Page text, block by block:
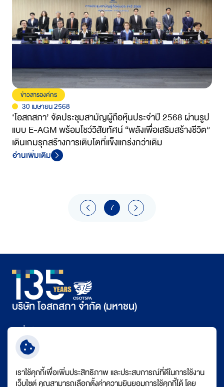
ข่าวสารองค์กร
30 เมษายน 2568
‘โอสถสภา’ จัดประชุมสามัญผู้ถือหุ้นประจำปี 2568 ผ่านรูป
แบบ E-AGM พร้อมโชว์วิสัยทัศน์ “พลังเพื่อเสริมสร้างชีวิต”
เดินเกมรุกสร้างการเติบโตที่แข็งแกร่งกว่าเดิม
อ่านเพิ่มเติม
7
บริษัท โอสถสภา จำกัด (มหาชน)
ที่อยู่
348 ถนนรามคำแหง แขวงหัวหมาก เขตบางกะปิ กรุงเทพฯ 10240
เบอร์ติดต่อ
+66 (0) 2351 1000
ติดตามเรา
เราใช้คุกกี้เพื่อเพิ่มประสิทธิภาพ และประสบการณ์ที่ดีในการใช้งาน
เว็บไซต์ คุณสามารถเลือกตั้งค่าความยินยอมการใช้คุกกี้ได้ โดย